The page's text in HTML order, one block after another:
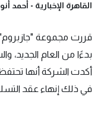
القاهرة الإخبارية - أحمد
قررت مجموعة
بدءًا من العام الجديد،
أكدت الشركة أنها تحتفظ
في ذلك إنهاء عقد